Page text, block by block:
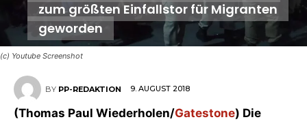
(c) Youtube Screenshot
zum größten Einfallstor für Migranten
geworden
BY PP-REDAKTION 9. AUGUST 2018
(Thomas Paul Wiederholen/Gatestone) Die